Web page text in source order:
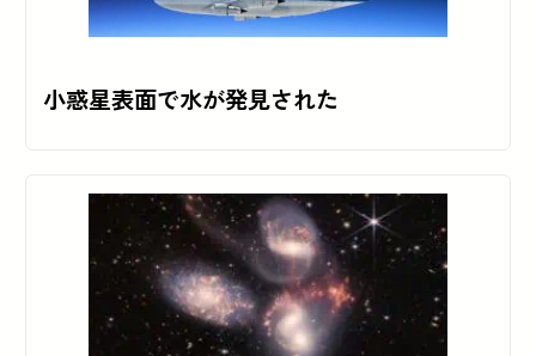
小惑星表面で水が発見された